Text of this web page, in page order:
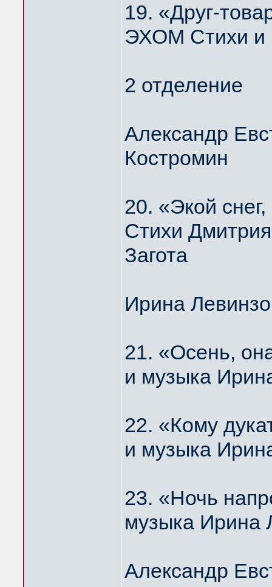
19. «Друг-
ЭХОМ Стихи и
2 отделение
Александр
Костромин
20. «Экой
Стихи
Загота
Ирина
21. «Осень,
и музыка
22. «Кому
и музыка
23. «Ночь
музыка Ирина
Александр